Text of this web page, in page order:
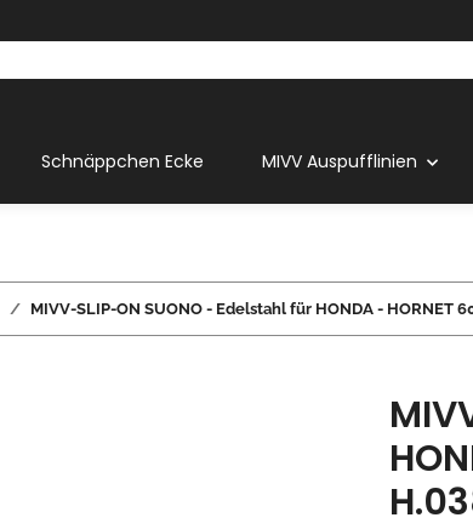
Schnäppchen Ecke MIVV Auspufflinien
MIVV-SLIP-ON SUONO - Edelstahl für HONDA - HORNET